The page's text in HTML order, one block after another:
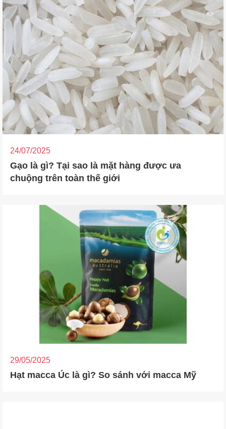
24/07/2025
Gạo là gì? Tại sao là mặt hàng được ưa
chuộng trên toàn thế giới
29/05/2025
Hạt macca Úc là gì? So sánh với macca Mỹ